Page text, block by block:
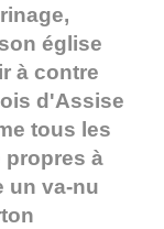
église
à contre
d'Assise
tous les
propres à
un va-nu